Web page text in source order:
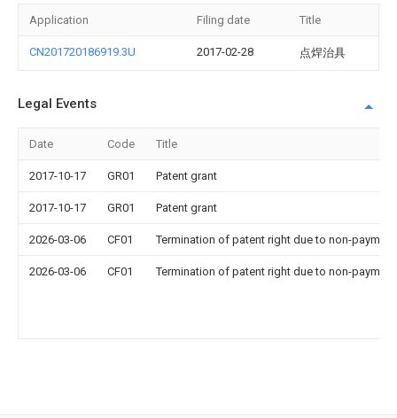
Application Filing date Title
CN201720186919.3U 2017-02-28 点焊治具
Legal Events
Date Code Title
2017-10-17 GR01 Patent grant
2017-10-17 GR01 Patent grant
2026-03-06 CF01 Termination of patent right due to non-
2026-03-06 CF01 Termination of patent right due to non-